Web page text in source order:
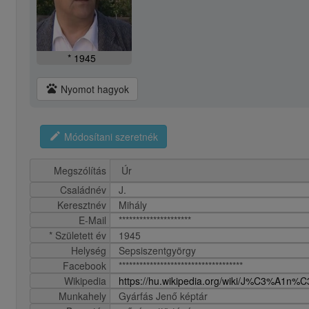
* 1945
pets Nyomot hagyok
edit Módosítani szeretnék
Megszólítás
Családnév
J.
Keresztnév
Mihály
E-Mail
*********************
* Született év
1945
Helység
Sepsiszentgyörgy
Facebook
************************************
Wikipedia
https://hu.wikipedia.org/wiki/
Munkahely
Gyárfás Jenő képtár